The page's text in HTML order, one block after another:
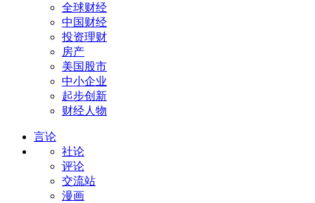
全球财经
中国财经
投资理财
房产
美国股市
中小企业
起步创新
财经人物
言论
社论
评论
交流站
漫画